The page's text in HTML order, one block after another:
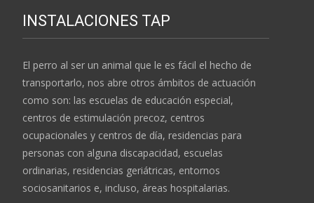
INSTALACIONES TAP
El perro al ser un animal que le es fácil el hecho de
transportarlo, nos abre otros ámbitos de actuación
como son: las escuelas de educación especial,
centros de estimulación precoz, centros
ocupacionales y centros de día, residencias para
personas con alguna discapacidad, escuelas
ordinarias, residencias geriátricas, entornos
sociosanitarios e, incluso, áreas hospitalarias.